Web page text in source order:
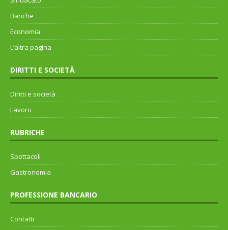
Banche
Economia
L’altra pagina
DIRITTI E SOCIETÀ
Diritti e società
Lavoro
RUBRICHE
Spettacoli
Gastronomia
PROFESSIONE BANCARIO
Contatti